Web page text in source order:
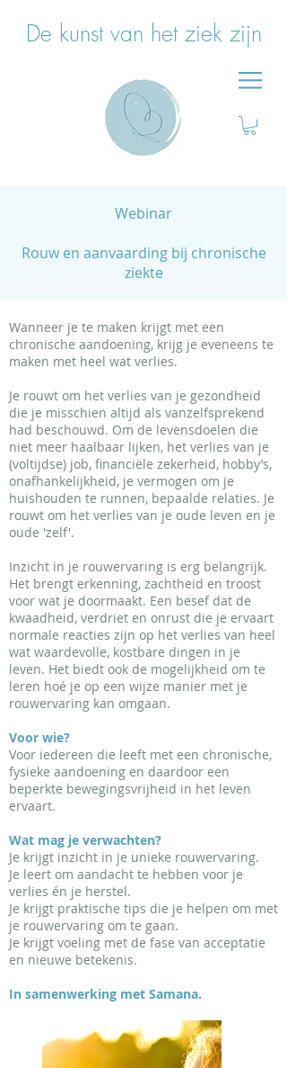
De kunst van het ziek zijn
Webinar
Rouw en aanvaarding bij chronische
ziekte
Wanneer je te maken krijgt met een
chronische aandoening, krijg je eveneens te
maken met heel wat verlies.
Je rouwt om het verlies van je gezondheid
die je misschien altijd als vanzelfsprekend
had beschouwd. Om de levensdoelen die
niet meer haalbaar lijken, het verlies van je
(voltijdse) job, financiële zekerheid, hobby’s,
onafhankelijkheid, je vermogen om je
huishouden te runnen, bepaalde relaties. Je
rouwt om het verlies van je oude leven en je
oude 'zelf'.
Inzicht in je rouwervaring is erg belangrijk.
Het brengt erkenning, zachtheid en troost
voor wat je doormaakt. Een besef dat de
kwaadheid, verdriet en onrust die je ervaart
normale reacties zijn op het verlies van heel
wat waardevolle, kostbare dingen in je
leven. Het biedt ook de mogelijkheid om te
leren hoé je op een wijze manier met je
rouwervaring kan omgaan.
Voor wie?
Voor iedereen die leeft met een chronische,
fysieke aandoening en daardoor een
beperkte bewegingsvrijheid in het leven
ervaart.
Wat mag je verwachten?
Je krijgt inzicht in je unieke rouwervaring.
Je leert om aandacht te hebben voor je
verlies én je herstel.
Je krijgt praktische tips die je helpen om met
je rouwervaring om te gaan.
Je krijgt voeling met de fase van acceptatie
en nieuwe betekenis.
In samenwerking met Samana.